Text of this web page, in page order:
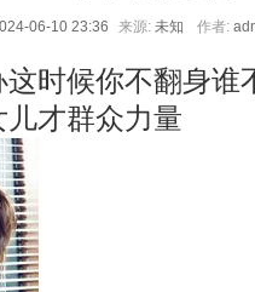
06-10 23:36 来源: 未知 作者:
时候你不翻身谁
才群众力量